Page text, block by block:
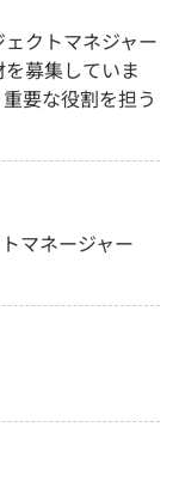
クトマネジャー
募集していま
要な役割を担う
マネージャー